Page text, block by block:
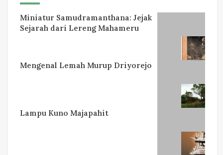
Miniatur Samudramanthana: Jejak
Sejarah dari Lereng Mahameru
Mengenal Lemah Murup Driyorejo
Lampu Kuno Majapahit